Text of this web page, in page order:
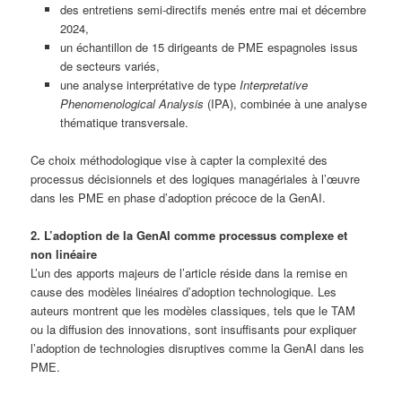
des entretiens semi-directifs menés entre mai et décembre
2024,
un échantillon de 15 dirigeants de PME espagnoles issus
de secteurs variés,
une analyse interprétative de type Interpretative
Phenomenological Analysis (IPA), combinée à une analyse
thématique transversale.
Ce choix méthodologique vise à capter la complexité des
processus décisionnels et des logiques managériales à l’œuvre
dans les PME en phase d’adoption précoce de la GenAI.
2. L’adoption de la GenAI comme processus complexe et
non linéaire
L’un des apports majeurs de l’article réside dans la remise en
cause des modèles linéaires d’adoption technologique. Les
auteurs montrent que les modèles classiques, tels que le TAM
ou la diffusion des innovations, sont insuffisants pour expliquer
l’adoption de technologies disruptives comme la GenAI dans les
PME.